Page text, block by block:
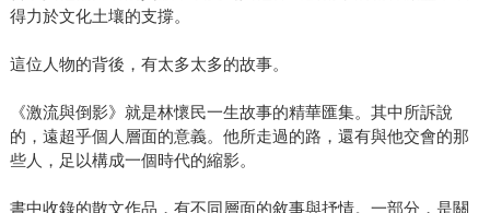
得力於文化土壤的支撐。
這位人物的背後，有太多太多的故事。
《激流與倒影》就是林懷民一生故事的精華匯集。其中所訴說
的，遠超乎個人層面的意義。他所走過的路，還有與他交會的那
些人，足以構成一個時代的縮影。
書中收錄的散文作品，有不同層面的敘事與抒情。一部分，是關